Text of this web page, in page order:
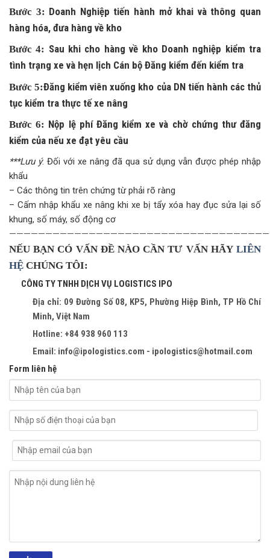
Bước 3: Doanh Nghiệp tiến hành mở khai và thông quan
hàng hóa, đưa hàng về kho
Bước 4: Sau khi cho hàng về kho Doanh nghiệp kiểm tra
tình trạng xe và hẹn lịch Cán bộ Đăng kiểm đến kiểm tra
Bước 5:Đăng kiểm viên xuống kho của DN tiến hành các thủ
tục kiểm tra thực tế xe nâng
Bước 6: Nộp lệ phí Đăng kiểm xe và chờ chứng thư đăng
kiểm của nếu xe đạt yêu cầu
***Lưu ý: Đối với xe nâng đã qua sử dụng vẫn được phép nhập
khẩu
– Các thông tin trên chứng từ phải rõ ràng
– Cấm nhập khẩu xe nâng khi xe bị tẩy xóa hay đục sửa lại số
khung, số máy, số động cơ
NẾU BẠN CÓ VẤN ĐỀ NÀO CẦN TƯ VẤN HÃY LIÊN
HỆ CHÚNG TÔI:
CÔNG TY TNHH DỊCH VỤ LOGISTICS IPO
Địa chỉ: 09 Đường Số 08, KP5, Phường Hiệp Bình, TP Hồ Chí
Minh, Việt Nam
Hotline: +84 938 960 113
Email: info@ipologistics.com - ipologistics@hotmail.com
Form liên hệ